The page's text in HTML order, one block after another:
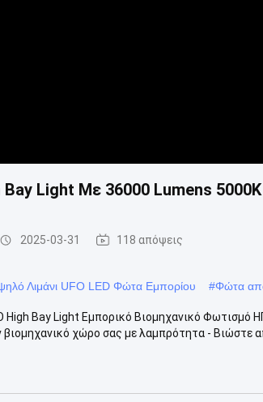
Bay Light Με 36000 Lumens
2025-03-31 118 απόψεις
Λιμάνι UFO LED Φώτα Εμπορίου #Φώτα
High Bay Light Εμπορικό Βιομηχανικό
χώρο σας με λαμπρότητα - Βιώστε